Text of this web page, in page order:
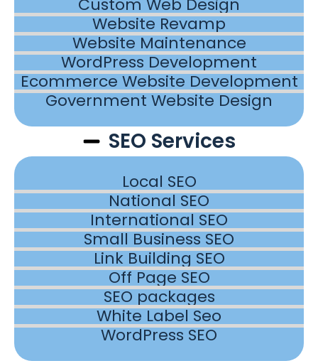
Custom Web Design
Website Revamp
Website Maintenance
WordPress Development
Ecommerce Website Development
Government Website Design
SEO Services
Local SEO
National SEO
International SEO
Small Business SEO
Link Building SEO
Off Page SEO
SEO packages
White Label Seo
WordPress SEO